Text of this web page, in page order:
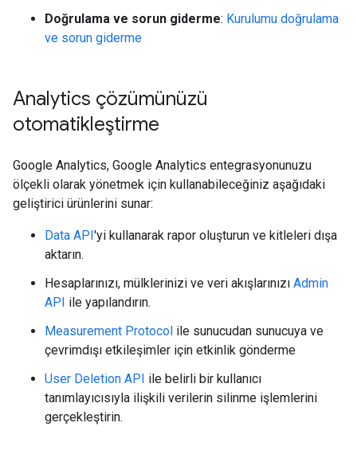
Doğrulama ve sorun giderme: Kurulumu doğrulama
ve sorun giderme
Analytics çözümünüzü
otomatikleştirme
Google Analytics, Google Analytics entegrasyonunuzu
ölçekli olarak yönetmek için kullanabileceğiniz aşağıdaki
geliştirici ürünlerini sunar:
Data API'yi kullanarak rapor oluşturun ve kitleleri dışa
aktarın.
Hesaplarınızı, mülklerinizi ve veri akışlarınızı Admin
API ile yapılandırın.
Measurement Protocol ile sunucudan sunucuya ve
çevrimdışı etkileşimler için etkinlik gönderme
User Deletion API ile belirli bir kullanıcı
tanımlayıcısıyla ilişkili verilerin silinme işlemlerini
gerçekleştirin.